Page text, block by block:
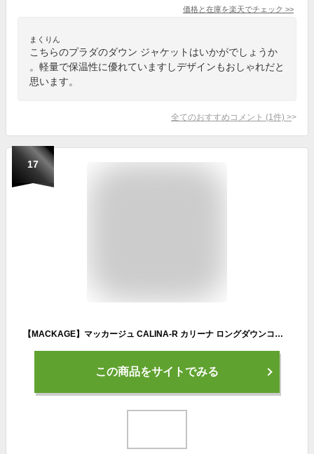
価格と在庫を楽天でチェック >>
まくりん
こちらのプラダのダウン ジャケットはいかがでしょうか
。軽量で保温性に優れていますしデザインもおしゃれだと
思います。
全てのおすすめコメント (1 件) >
17
【MACKAGE】マッカージュ CALINA-R カリーナ ロングダウンコート ダウンジャケット フード ロング丈 レデイース ロゴ アウター ウエストベルト
この商品をサイトでみる